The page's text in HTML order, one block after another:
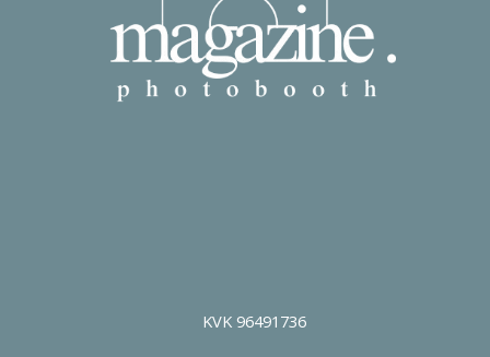
KVK 96491736